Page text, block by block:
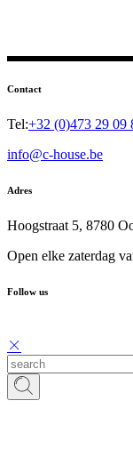
Contact
Tel:+32 (0)473 29 09
info@c-house.be
Adres
Hoogstraat 5, 8780
Open elke zaterdag
Follow us